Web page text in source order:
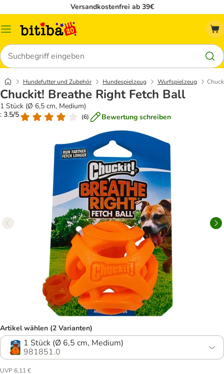
Versandkostenfrei ab 39€
Menü
Suchen
Hundefutter und Zubehör Hundespielzeug Wurfspielzeug
Chuckit! Breathe Right Fetch Ball
1 Stück (Ø 6,5 cm, Medium)
: 3.5/5
(6) Bewertung schreiben
Artikel wählen (2 Varianten)
1 Stück (Ø 6,5 cm, Medium)
981851.0
UVP 6,11 €